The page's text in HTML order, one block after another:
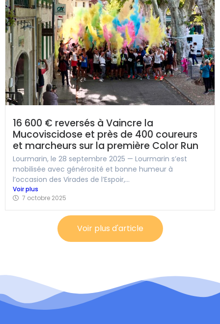
16 600 € reversés à Vaincre la
Mucoviscidose et près de 400 coureurs
et marcheurs sur la première Color Run
Lourmarin, le 28 septembre 2025 — Lourmarin s’est
mobilisée avec générosité et bonne humeur à
l’occasion des Virades de l’Espoir,...
Voir plus
7 octobre 2025
Voir plus d'article